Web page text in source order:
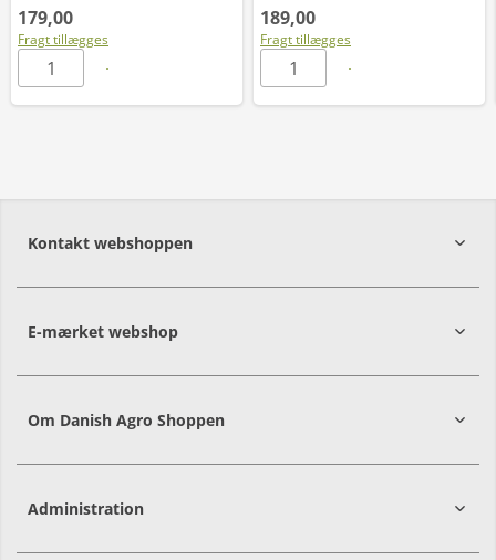
179,00
Fragt tillægges
189,00
Fragt tillægges
Kontakt webshoppen
E-mærket webshop
Om Danish Agro Shoppen
Administration